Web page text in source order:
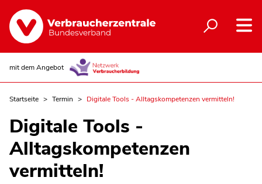
mit dem Angebot
Startseite Termin Digitale Tools - Alltagskompetenzen vermitteln!
Digitale Tools -
Alltagskompetenzen
vermitteln!